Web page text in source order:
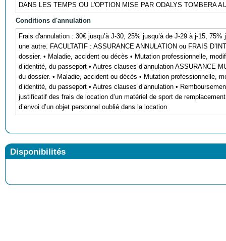
DANS LES TEMPS OU L'OPTION MISE PAR ODALYS TOMBERA
Conditions d'annulation
Frais d'annulation : 30€ jusqu’à J-30, 25% jusqu’à de J-29 à j-15,
une autre. FACULTATIF : ASSURANCE ANNULATION ou FRAIS
dossier. • Maladie, accident ou décès • Mutation professionnelle,
d’identité, du passeport • Autres clauses d’annulation
du dossier. • Maladie, accident ou décès • Mutation professionnelle,
d’identité, du passeport • Autres clauses d’annulation •
justificatif des frais de location d’un matériel de sport de
d’envoi d’un objet personnel oublié dans la location
Disponibilités